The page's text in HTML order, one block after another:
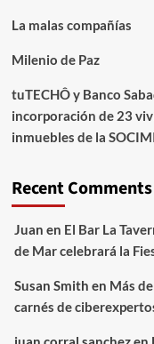
La malas compañías
Milenio de Paz
tuTECHÔ y Banco
incorporación de 23
inmuebles de la
Recent Comments
Juan en El Bar La
de Mar celebrará la
Susan Smith en Más
carnés de